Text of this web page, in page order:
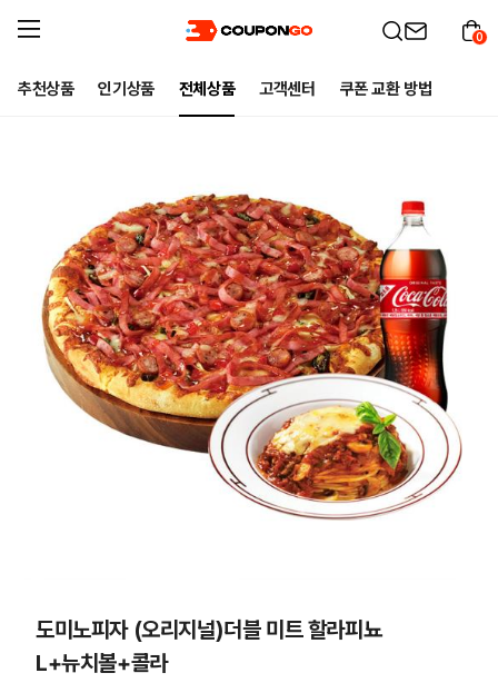
추천상품 인기상품 전체상품 고객센터 쿠폰 교환 방법
0
도미노피자 (오리지널)더블 미트 할라피뇨
L+뉴치볼+콜라